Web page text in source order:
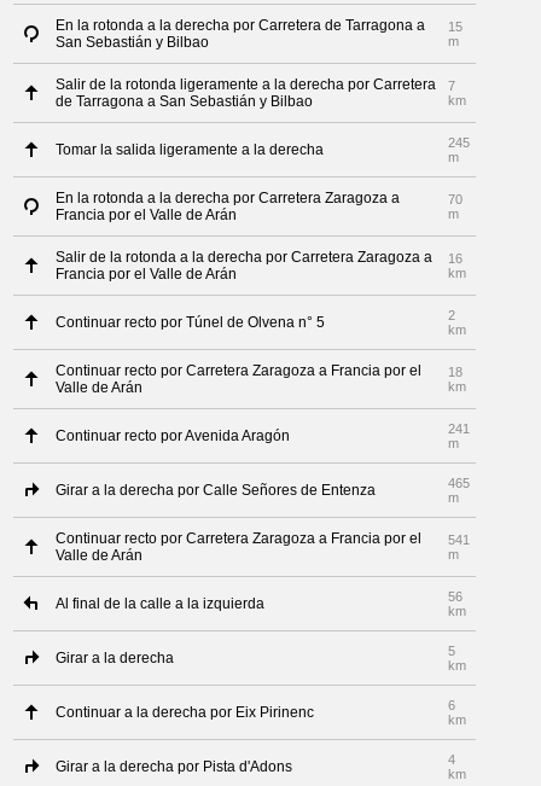
En la rotonda a la derecha por Carretera de Tarragona a
San Sebastián y Bilbao
15
m
Salir de la rotonda ligeramente a la derecha por Carretera
de Tarragona a San Sebastián y Bilbao
7
km
Tomar la salida ligeramente a la derecha
245
m
En la rotonda a la derecha por Carretera Zaragoza a
Francia por el Valle de Arán
70
m
Salir de la rotonda a la derecha por Carretera Zaragoza a
Francia por el Valle de Arán
16
km
Continuar recto por Túnel de Olvena n° 5
2
km
Continuar recto por Carretera Zaragoza a Francia por el
Valle de Arán
18
km
Continuar recto por Avenida Aragón
241
m
Girar a la derecha por Calle Señores de Entenza
465
m
Continuar recto por Carretera Zaragoza a Francia por el
Valle de Arán
541
m
Al final de la calle a la izquierda
56
km
Girar a la derecha
5
km
Continuar a la derecha por Eix Pirinenc
6
km
Girar a la derecha por Pista d'Adons
4
km